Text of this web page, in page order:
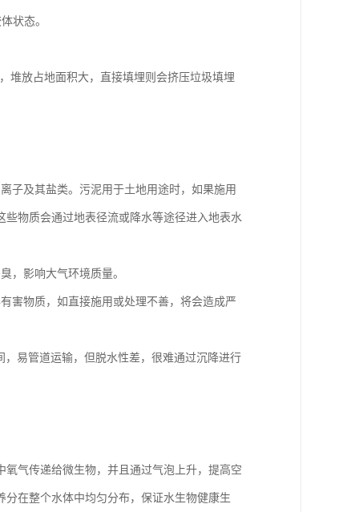
状态。
堆放占地面积大，直接填埋则会挤压垃圾填埋
子及其盐类。污泥用于土地用途时，如果施用
物质会通过地表径流或降水等途径进入地表水
，影响大气环境质量。
害物质，如直接施用或处理不善，将会造成严
，易管道运输，但脱水性差，很难通过沉降进行
气传递给微生物，并且通过气泡上升，提高空
在整个水体中均匀分布，保证水生物健康生